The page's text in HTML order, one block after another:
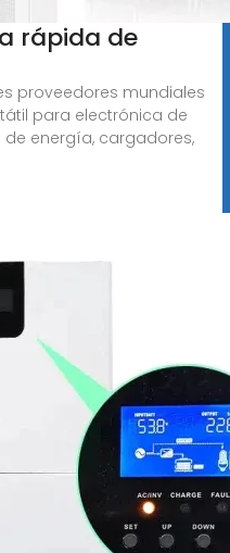
rápida de
proveedores mundiales
para electrónica de
energía, cargadores,